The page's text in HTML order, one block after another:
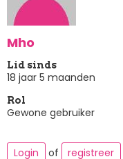
Mho
Lid sinds
18 jaar 5 maanden
Rol
Gewone gebruiker
Login of registreer